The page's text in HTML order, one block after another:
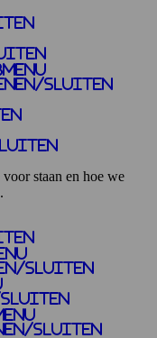
sluiten
staan en hoe we
sluiten
sluiten
sluiten